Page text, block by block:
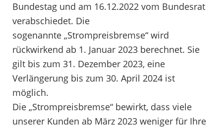
Bundestag und am 16.12.2022 vom Bundesrat
verabschiedet. Die
sogenannte „Strompreisbremse“ wird
rückwirkend ab 1. Januar 2023 berechnet. Sie
gilt bis zum 31. Dezember 2023, eine
Verlängerung bis zum 30. April 2024 ist
möglich.
Die „Strompreisbremse“ bewirkt, dass viele
unserer Kunden ab März 2023 weniger für Ihre